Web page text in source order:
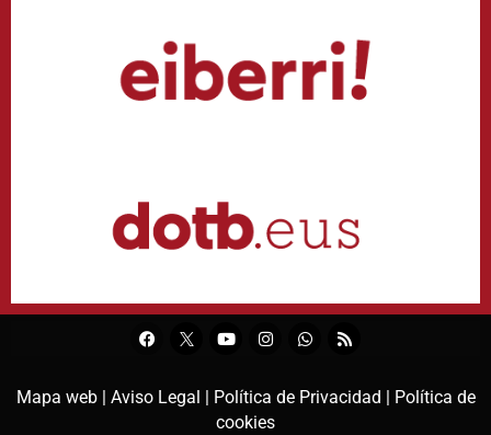
Mapa web | Aviso Legal | Política de Privacidad |
Política de
cookies